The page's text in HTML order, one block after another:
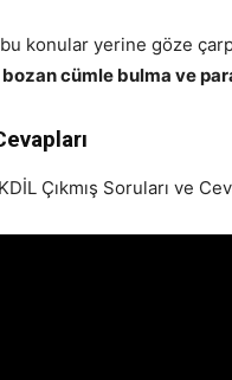
konular yerine göze
cümle bulma ve
Çıkmış Soruları ve